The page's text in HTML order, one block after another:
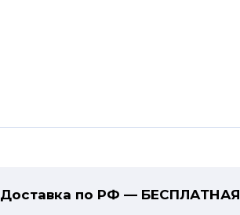
Доставка по РФ — БЕСПЛАТНАЯ